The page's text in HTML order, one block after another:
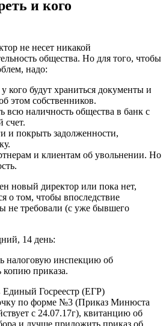
и кого
не несет никакой
общества. Но для того, чтобы
надо:
кого будут храниться документы и
этом собственников.
всю наличность общества в банк с
счет.
и покрыть задолженности,
и клиентам об увольнении. Но
новый директор или пока нет,
о том, чтобы впоследствие
не требовали (с уже бывшего
14 день:
налоговую инспекцию об
приказа.
Госреестр (ЕГР)
по форме №3 (Приказ Минюста
с 24.07.17г), квитанцию об
и лучше приложить приказ об